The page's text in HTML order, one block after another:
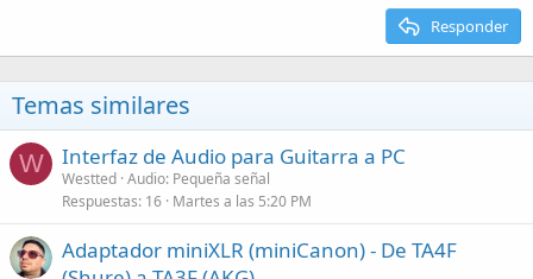
Responder
Temas similares
W Interfaz de Audio para Guitarra a PC
Westted Audio: Pequeña señal
Respuestas 16 Martes a las 5:20 PM
Adaptador miniXLR (miniCanon) - De TA4F